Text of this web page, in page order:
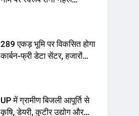
कार्बन-फ्री डेटा सेंटर, हजारों
उच्च-कुशल रोजगार सृजन की
कृषि, डेयरी, कुटीर उद्योग और
स्वरोजगार को मिला बढ़ावा